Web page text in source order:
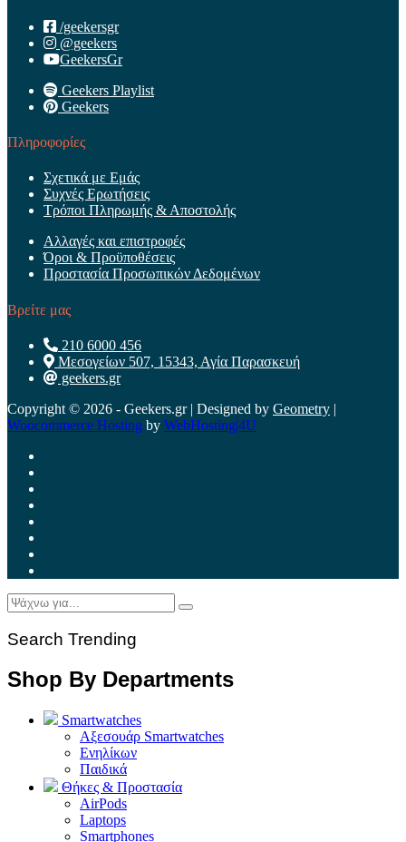
/geekersgr
@geekers
GeekersGr
Geekers Playlist
Geekers
Πληροφορίες
Σχετικά με Εμάς
Συχνές Ερωτήσεις
Τρόποι Πληρωμής & Αποστολής
Αλλαγές και επιστροφές
Όροι & Προϋποθέσεις
Προστασία Προσωπικών Δεδομένων
Βρείτε μας
210 6000 456
Μεσογείων 507, 15343, Αγία Παρασκευή
geekers.gr
Copyright © 2026 - Geekers.gr | Designed by Geometry |
Woocommerce Hosting by WebHosting|4U
Search Trending
Shop By Departments
Smartwatches
Αξεσουάρ Smartwatches
Ενηλίκων
Παιδικά
Θήκες & Προστασία
AirPods
Laptops
Smartphones